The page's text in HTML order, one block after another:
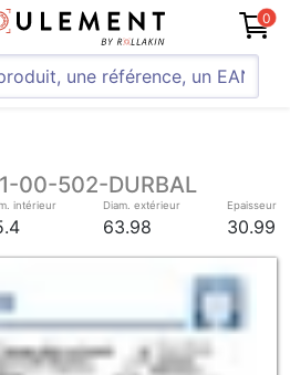
0
00-502-DURBAL
intérieur Diam. extérieur
63.98
Epaisseur
30.99